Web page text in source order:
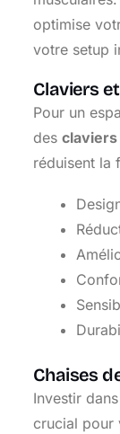
optimise
votre setup
Claviers
Pour un
des
réduisent la
Chaises
Investir
crucial pour